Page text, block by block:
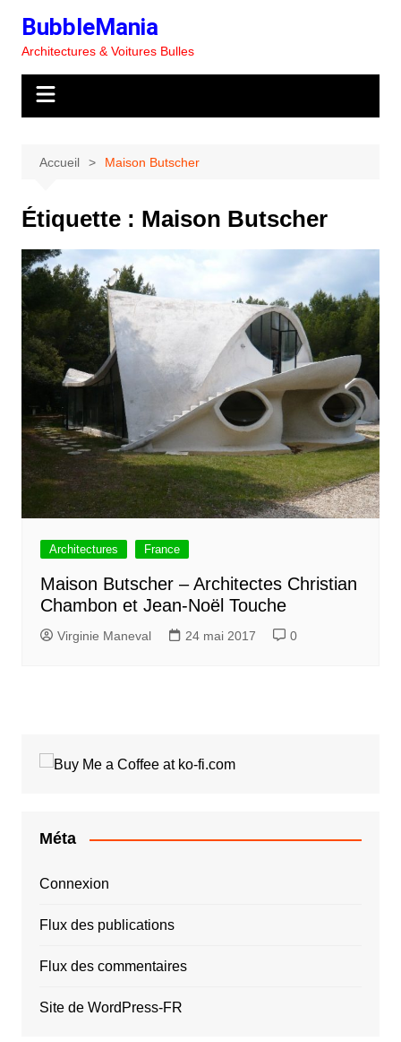
contenu
BubbleMania
Architectures & Voitures Bulles
Accueil Maison Butscher
Étiquette : Maison Butscher
Architectures France
Maison Butscher – Architectes Christian
Chambon et Jean-Noël Touche
Virginie Maneval 24 mai 2017 0
Méta
Connexion
Flux des publications
Flux des commentaires
Site de WordPress-FR